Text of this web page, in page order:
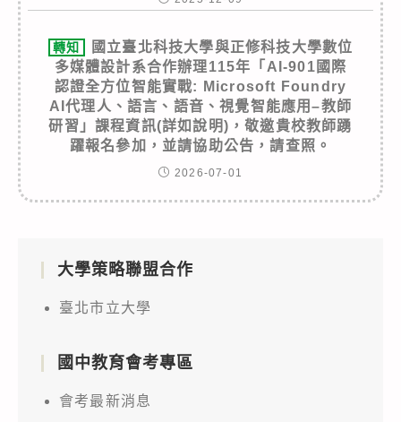
轉知
國立臺北科技大學與正修科技大學數位
多媒體設計系合作辦理115年「AI-901國際
認證全方位智能實戰: Microsoft Foundry
AI代理人、語言、語音、視覺智能應用–教師
研習」課程資訊(詳如說明)，敬邀貴校教師踴
躍報名參加，並請協助公告，請查照。
2026-07-01
大學策略聯盟合作
臺北市立大學
國中教育會考專區
會考最新消息